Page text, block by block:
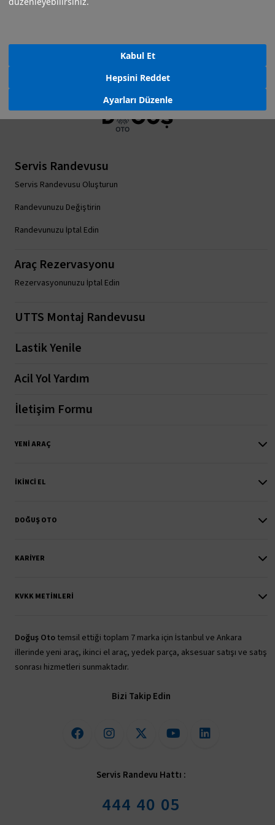
Ayarları Düzenle
Hepsini Reddet
Kabul Et
Acil Yol Yardım
Servis Randevusu
Servis Randevusu Oluşturun
Randevunuzu Değiştirin
Randevunuzu İptal Edin
Araç Rezervasyonu
Rezervasyonunuzu İptal Edin
UTTS Montaj Randevusu
Lastik Yenile
Acil Yol Yardım
İletişim Formu
YENI ARAÇ
İKINCI EL
DOĞUŞ OTO
KARIYER
KVKK METINLERI
Doğuş Oto temsil ettiği toplam 7 marka için İstanbul ve Ankara
illerinde yeni araç, ikinci el araç, yedek parça, aksesuar satışı ve satış
sonrası hizmetleri sunmaktadır.
Bizi Takip Edin
Servis Randevu Hattı :
444 40 05